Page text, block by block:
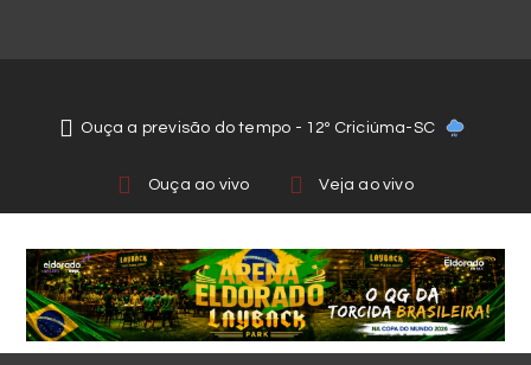
Ouça a previsão do tempo - 12º Criciúma-SC
Ouça ao vivo Veja ao vivo